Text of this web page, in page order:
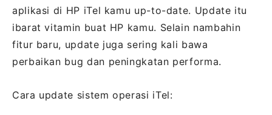
aplikasi di HP iTel kamu up-to-date. Update itu
ibarat vitamin buat HP kamu. Selain nambahin
fitur baru, update juga sering kali bawa
perbaikan bug dan peningkatan performa.
Cara update sistem operasi iTel: